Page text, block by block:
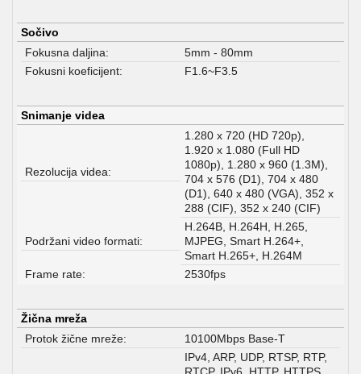
Sočivo
Fokusna daljina:
5mm - 80mm
Fokusni koeficijent:
F1.6~F3.5
Snimanje videa
Rezolucija videa:
1.280 x 720 (HD 720p),
1.920 x 1.080 (Full HD
1080p), 1.280 x 960 (1.3M),
704 x 576 (D1), 704 x 480
(D1), 640 x 480 (VGA), 352 x
288 (CIF), 352 x 240 (CIF)
Podržani video formati:
H.264B, H.264H, H.265,
MJPEG, Smart H.264+,
Smart H.265+, H.264M
Frame rate:
2530fps
Žična mreža
Protok žične mreže:
10100Mbps Base-T
IPv4, ARP, UDP, RTSP, RTP,